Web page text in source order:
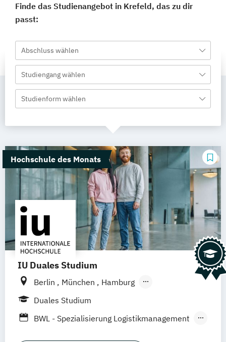
Finde das Studienangebot in Krefeld, das zu dir
passt:
Abschluss wählen
Studiengang wählen
Studienform wählen
Hochschule des Monats
IU Duales Studium
Berlin München
Hamburg
Frankfurt am Main
Mannheim Leipzig Online-Campus
Augsburg Bielefeld Braunschweig
Duales Studium
BWL - Spezialisierung Logistikmanagement